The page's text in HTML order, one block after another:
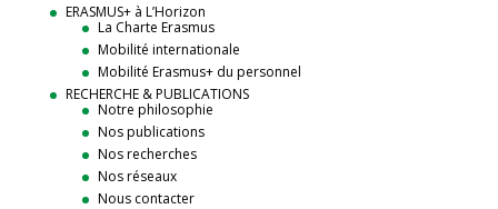
ERASMUS+ à L’Horizon
La Charte Erasmus
Mobilité internationale
Mobilité Erasmus+ du personnel
RECHERCHE & PUBLICATIONS
Notre philosophie
Nos publications
Nos recherches
Nos réseaux
Nous contacter